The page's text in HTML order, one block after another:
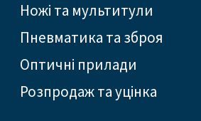
Ножі та мультитули
Пневматика та зброя
Оптичні прилади
Розпродаж та уцінка